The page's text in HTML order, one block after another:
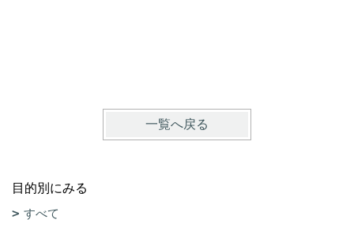
一覧へ戻る
目的別にみる
すべて